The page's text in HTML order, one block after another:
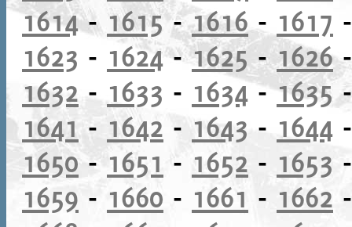
1614- 1615-1616- 1617
1623 - 1624-1625-1626
1632 - 1633 - 1634-1635
1641 - 1642 - 1643 - 1644
1650-1651 - 1652 - 1653
1659 - 1660 - 1661 - 1662